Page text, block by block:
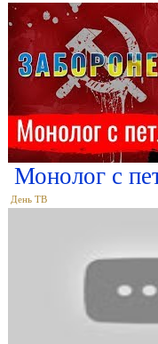
Монолог с
День ТВ